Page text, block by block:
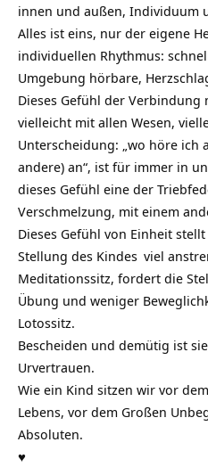
innen und außen, Individuum
Alles ist eins, nur der eigene
individuellen Rhythmus:
Umgebung hörbare,
Dieses Gefühl der Verbindung
vielleicht mit allen Wesen,
Unterscheidung: „wo höre ich
andere) an“, ist für immer in
dieses Gefühl eine der
Verschmelzung, mit einem
Dieses Gefühl von Einheit
Stellung des Kindes viel
Meditationssitz, fordert die
Übung und weniger
Lotossitz.
Bescheiden und demütig ist
Urvertrauen.
Wie ein Kind sitzen wir vor
Lebens, vor dem Großen
Absoluten.
♥